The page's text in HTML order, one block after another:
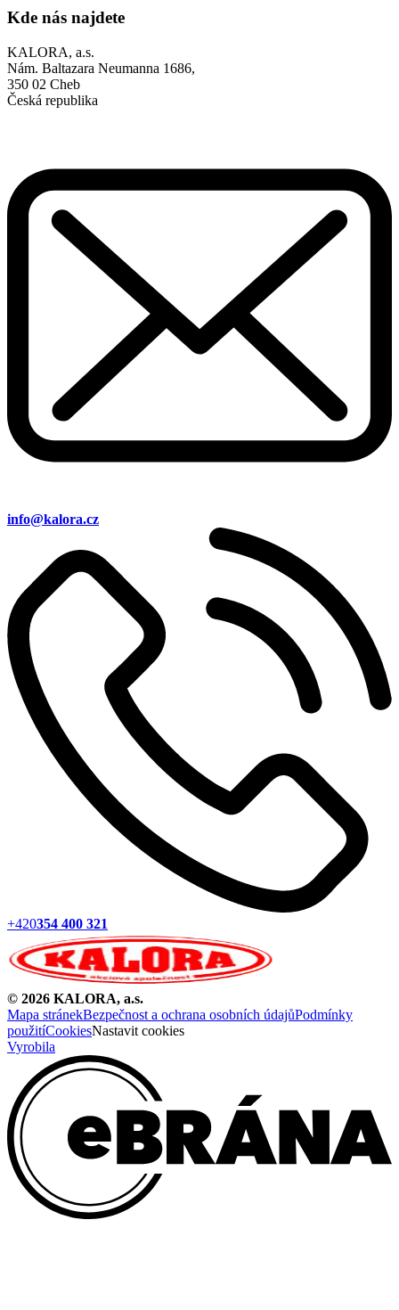
Kde nás najdete
KALORA, a.s.
Nám. Baltazara Neumanna 1686,
350 02 Cheb
Česká republika
info@kalora.cz
+420354 400 321
© 2026 KALORA, a.s.
Mapa stránekBezpečnost a ochrana osobních údajůPodmínky
použitíCookiesNastavit cookies
Vyrobila